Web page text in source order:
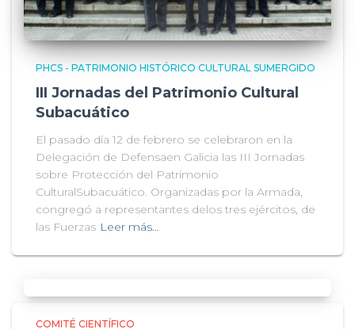
PHCS - PATRIMONIO HISTÓRICO CULTURAL SUMERGIDO
III Jornadas del Patrimonio Cultural
Subacuático
El pasado día 12 de febrero se celebraron en la
Delegación de Defensaen Galicia las III Jornadas
sobre Protección del Patrimonio
CulturalSubacuático. Organizadas por la Armada,
congregó a representantes delos tres ejércitos, de
las Fuerzas Leer más…
COMITÉ CIENTÍFICO